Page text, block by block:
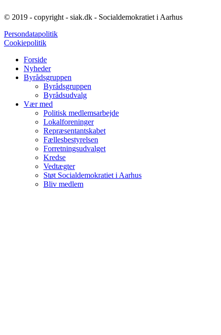
© 2019 - copyright - siak.dk - Socialdemokratiet i Aarhus
Persondatapolitik
Cookiepolitik
Forside
Nyheder
Byrådsgruppen
Byrådsgruppen
Byrådsudvalg
Vær med
Politisk medlemsarbejde
Lokalforeninger
Repræsentantskabet
Fællesbestyrelsen
Forretningsudvalget
Kredse
Vedtægter
Støt Socialdemokratiet i Aarhus
Bliv medlem